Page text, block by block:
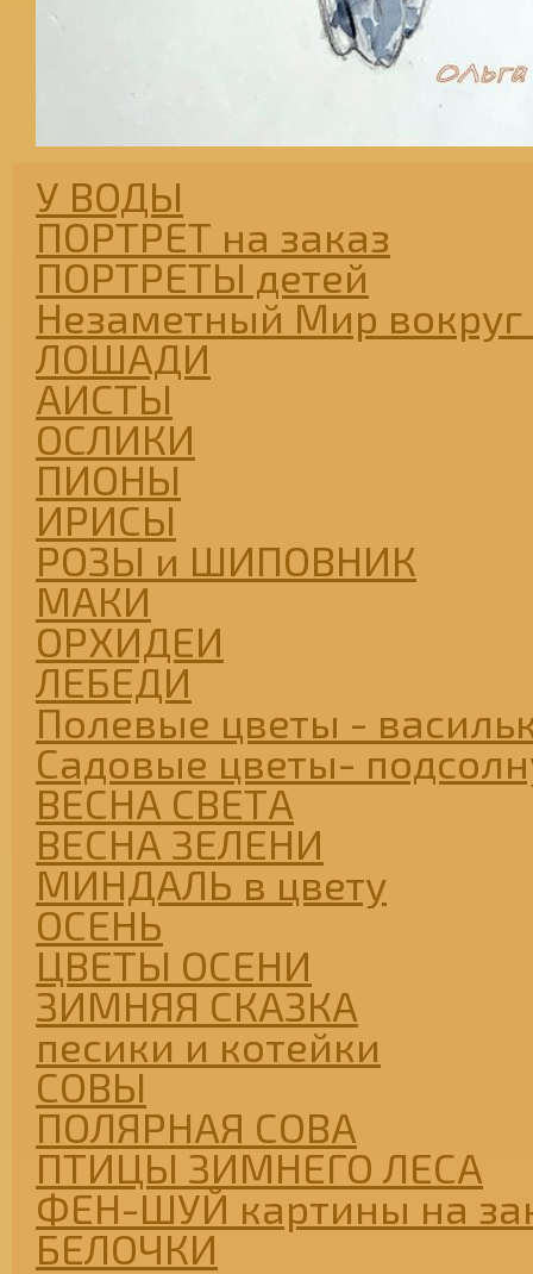
У ВОДЫ
ПОРТРЕТ на заказ
ПОРТРЕТЫ детей
Незаметный Мир вокруг
ЛОШАДИ
АИСТЫ
ОСЛИКИ
ПИОНЫ
ИРИСЫ
РОЗЫ и ШИПОВНИК
МАКИ
ОРХИДЕИ
ЛЕБЕДИ
Полевые цветы -
Садовые цветы-
ВЕСНА СВЕТА
ВЕСНА ЗЕЛЕНИ
МИНДАЛЬ в цвету
ОСЕНЬ
ЦВЕТЫ ОСЕНИ
ЗИМНЯЯ СКАЗКА
песики и котейки
СОВЫ
ПОЛЯРНАЯ СОВА
ПТИЦЫ ЗИМНЕГО ЛЕСА
ФЕН-ШУЙ картины на
БЕЛОЧКИ